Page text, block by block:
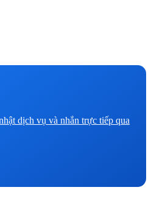
dịch vụ và nhắn trực tiếp qua